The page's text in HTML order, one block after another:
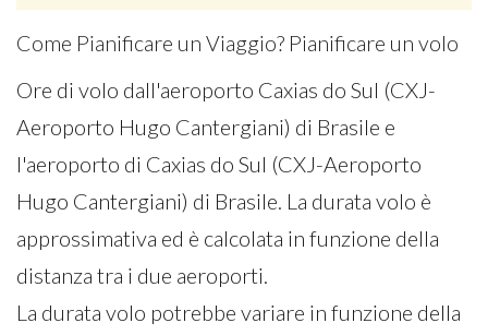
Come Pianificare un Viaggio? Pianificare un volo
Ore di volo dall'aeroporto Caxias do Sul (CXJ-
Aeroporto Hugo Cantergiani) di Brasile e
l'aeroporto di Caxias do Sul (CXJ-Aeroporto
Hugo Cantergiani) di Brasile. La durata volo è
approssimativa ed è calcolata in funzione della
distanza tra i due aeroporti.
La durata volo potrebbe variare in funzione della